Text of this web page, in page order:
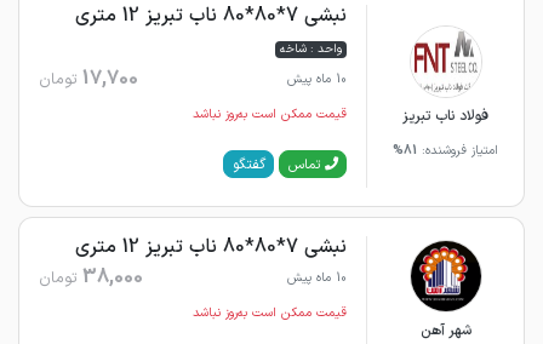
فولاد ناب تبریز
امتیاز فروشنده: 81%
نبشی 7*80*80 ناب تبریز 12 متری
واحد : شاخه
10 ماه پیش
17,700 تومان
قیمت ممکن است به‌روز نباشد
تماس گفتگو
شهر آهن
نبشی 7*80*80 ناب تبریز 12 متری
10 ماه پیش 38,000 تومان
قیمت ممکن است به‌روز نباشد